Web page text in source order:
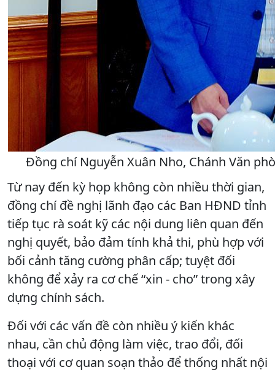
Đồng chí Nguyễn Xuân Nho, Chánh Văn
Từ nay đến kỳ họp không còn nhiều thời gian,
đồng chí đề nghị lãnh đạo các Ban HĐND tỉnh
tiếp tục rà soát kỹ các nội dung liên quan đến
nghị quyết, bảo đảm tính khả thi, phù hợp với
bối cảnh tăng cường phân cấp; tuyệt đối
không để xảy ra cơ chế “xin - cho” trong xây
dựng chính sách.
Đối với các vấn đề còn nhiều ý kiến khác
nhau, cần chủ động làm việc, trao đổi, đối
thoại với cơ quan soạn thảo để thống nhất nội